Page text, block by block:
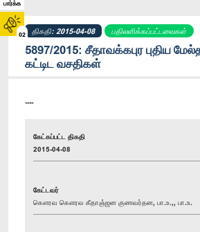
பார்க்க
02 திகதி: 2015-04-08 பதிலளிக்கப்பட்டவைகள்
5897/2015: சீதாவக்கபுர புதிய
கட்டிட வசதிகள்
----
கேட்கப்பட்ட திகதி
2015-04-08
கேட்டவர்
கௌரவ கௌரவ கீதாஞ்ஜன குணவர்தன, பா.உ.,, பா.உ.